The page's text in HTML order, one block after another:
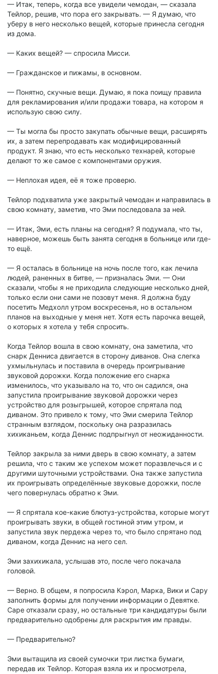
— Итак, теперь, когда все увидели чемодан, — сказала
Тейлор, решив, что пора его закрывать. — Я думаю, что
уберу в него несколько вещей, которые принесла сегодня
из дома.
— Каких вещей? — спросила Мисси.
— Гражданское и пижамы, в основном.
— Понятно, скучные вещи. Думаю, я пока поищу правила
для рекламирования и/или продажи товара, на котором я
использую свою силу.
— Ты могла бы просто закупать обычные вещи, расширять
их, а затем перепродавать как модифицированный
продукт. Я знаю, что есть несколько технарей, которые
делают то же самое с компонентами оружия.
— Неплохая идея, её я тоже проверю.
Тейлор подхватила уже закрытый чемодан и направилась в
свою комнату, заметив, что Эми последовала за ней.
— Итак, Эми, есть планы на сегодня? Я подумала, что ты,
наверное, можешь быть занята сегодня в больнице или где-
то ещё.
— Я осталась в больнице на ночь после того, как лечила
людей, раненных в битве, — призналась Эми. — Они
сказали, чтобы я не приходила следующие несколько дней,
только если они сами не позовут меня. Я должна буду
посетить Медхолл утром воскресенья, но в остальном
планов на выходные у меня нет. Хотя есть парочка вещей,
о которых я хотела у тебя спросить.
Когда Тейлор вошла в свою комнату, она заметила, что
снарк Денниса двигается в сторону диванов. Она слегка
ухмыльнулась и поставила в очередь проигрывание
звуковой дорожки. Когда положение его снарка
изменилось, что указывало на то, что он садился, она
запустила проигрывание звуковой дорожки через
устройство для розыгрышей, которое спрятала под
диваном. Это привело к тому, что Эми смерила Тейлор
странным взглядом, поскольку она разразилась
хихиканьем, когда Деннис подпрыгнул от неожиданности.
Тейлор закрыла за ними дверь в свою комнату, а затем
решила, что с таким же успехом может поразвлечься и с
другими шуточными устройствами. Она также запустила
их проигрывать определённые звуковые дорожки, после
чего повернулась обратно к Эми.
— Я спрятала кое-какие блютуз-устройства, которые могут
проигрывать звуки, в общей гостиной этим утром, и
запустила звук пердежа через то, что было спрятано под
диваном, когда Деннис на него сел.
Эми захихикала, услышав это, после чего покачала
головой.
— Верно. В общем, я попросила Кэрол, Марка, Вики и Сару
заполнить формы для получении информации о Девятке.
Саре отказали сразу, но остальные три кандидатуры были
предварительно одобрены для раскрытия им правды.
— Предварительно?
Эми вытащила из своей сумочки три листка бумаги,
передав их Тейлор. Которая взяла их и просмотрела,